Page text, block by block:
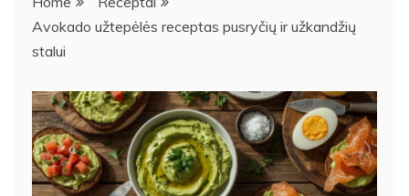
Avokado užtepėlės receptas pusryčių ir užkandžių
stalui